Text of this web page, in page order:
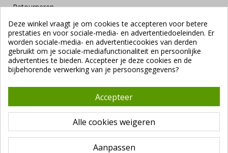
Retourneren
Klachten en suggesties
Contact
Veilig betalen
Vendrig Packaging B.V.1941 - 2026 |
voorwaarden|VUNL branchevoorwaarden|Privacybeleid
Deze winkel vraagt je om cookies te accepteren voor betere
prestaties en voor sociale-media- en advertentiedoeleinden. Er
worden sociale-media- en advertentiecookies van derden
gebruikt om je sociale-mediafunctionaliteit en persoonlijke
advertenties te bieden. Accepteer je deze cookies en de
bijbehorende verwerking van je persoonsgegevens?
Accepteer
Alle cookies weigeren
Aanpassen